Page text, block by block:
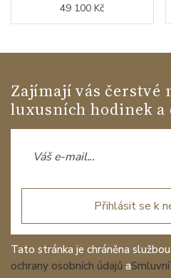
49 100 Kč
Zajímají vás čerstvé
luxusních hodinek a
Přihlásit se k
Tato stránka je chráněna
ochrany osobních údajů a